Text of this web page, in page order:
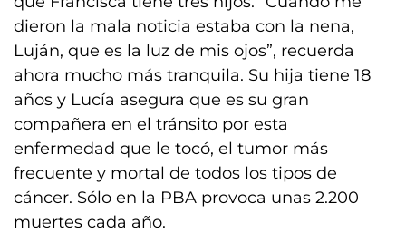
dieron la mala noticia estaba con la nena,
Luján, que es la luz de mis ojos”, recuerda
ahora mucho más tranquila. Su hija tiene 18
años y Lucía asegura que es su gran
compañera en el tránsito por esta
enfermedad que le tocó, el tumor más
frecuente y mortal de todos los tipos de
cáncer. Sólo en la PBA provoca unas 2.200
muertes cada año.